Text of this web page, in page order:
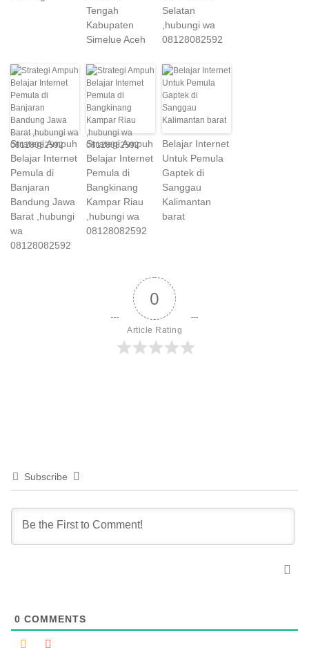
Tengah
Kabupaten
Simelue Aceh
Selatan
,hubungi wa
08128082592
Strategi Ampuh
Belajar Internet
Pemula di
Banjaran
Bandung Jawa
Barat ,hubungi
wa
08128082592
Strategi Ampuh
Belajar Internet
Pemula di
Bangkinang
Kampar Riau
,hubungi wa
08128082592
Belajar Internet
Untuk Pemula
Gaptek di
Sanggau
Kalimantan
barat
0
Article Rating
Subscribe
0 COMMENTS